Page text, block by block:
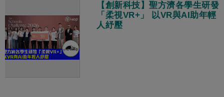
【創新科技】聖方濟各學生研發
「柔視VR+」 以VR與AI助年輕
人紓壓